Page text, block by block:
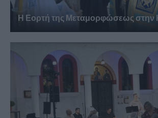
Η Εορτή της Μεταμορφώσεως στην